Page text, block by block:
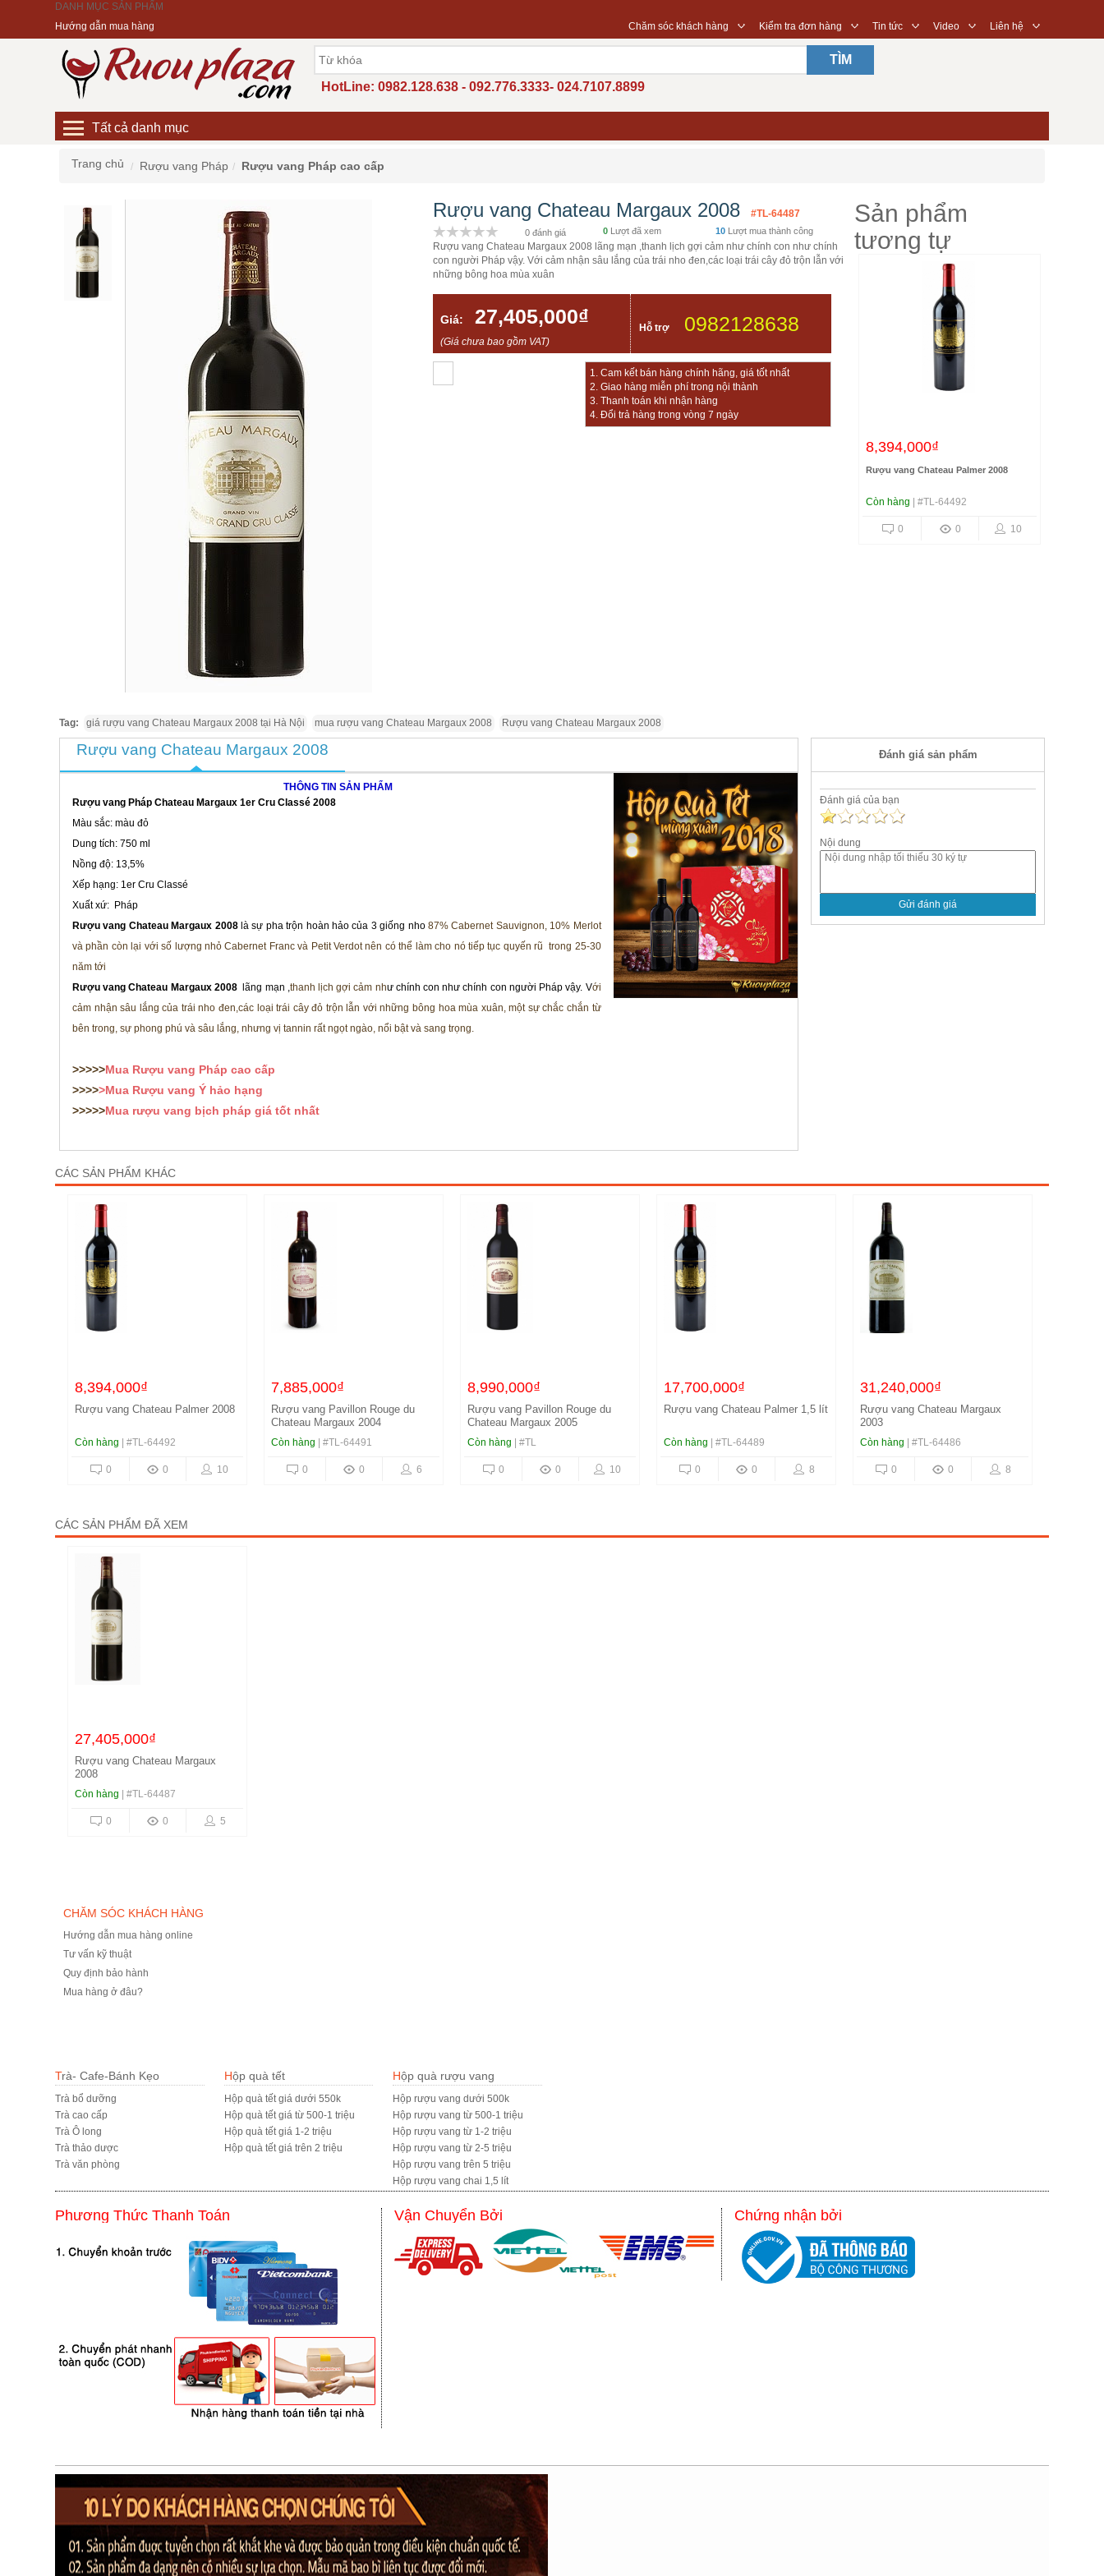
DANH MỤC SẢN PHẨM
Hướng dẫn mua hàng
◇
Chăm sóc khách hàng ◇
Kiểm tra đơn hàng ◇
Tin tức ◇
Video ◇
Liên hệ
TÌM
HotLine: 0982.128.638 - 092.776.3333- 024.7107.8899
Tất cả danh mục
Trang chủ Rượu vang Pháp Rượu vang Pháp cao cấp
Tag: giá rượu vang Chateau Margaux 2008 tại Hà Nội mua rượu vang Chateau Margaux 2008 Rượu vang Chateau Margaux 2008
Rượu vang Chateau Margaux 2008 #TL-64487
0 đánh giá 0Lượt đã xem 10 Lượt mua thành công
Rượu vang Chateau Margaux 2008 lãng mạn ,thanh lịch gợi cảm như chính con như chính
con người Pháp vậy. Với cảm nhận sâu lắng của trái nho đen,các loại trái cây đỏ trộn lẫn với
những bông hoa mùa xuân
Giá: 27,405,000₫
(Giá chưa bao gồm VAT)
Hỗ trợ 0982128638
1. Cam kết bán hàng chính hãng, giá tốt nhất
2. Giao hàng miễn phí trong nội thành
3. Thanh toán khi nhận hàng
4. Đổi trả hàng trong vòng 7 ngày
Sản phẩm
tương tự
8,394,000₫
Rượu vang Chateau Palmer 2008
Còn hàng | #TL-64492
10
0
0
Rượu vang Chateau Margaux 2008
THÔNG TIN SẢN PHẨM
Rượu vang Pháp Chateau Margaux 1er Cru Classé 2008
Màu sắc: màu đỏ
Dung tích: 750 ml
Nồng độ: 13,5%
Xếp hạng: 1er Cru Classé
Xuất xứ: Pháp
Rượu vang Chateau Margaux 2008là sự pha trộn hoàn hảo của 3 giống nho 87% Cabernet Sauvignon, 10% Merlot
và phần còn lại với số lượng nhỏ Cabernet Franc và Petit Verdot nên có thể làm cho nó tiếp tục quyến rũ trong 25-30
năm tới
Rượu vang Chateau Margaux 2008
lãng mạn ,thanh lịch gợi cảm như chính con như chính con người Pháp vậy. Với
cảm nhận sâu lắng của trái nho đen,các loại trái cây đỏ trộn lẫn với những bông hoa mùa xuân, một sự chắc chắn từ
bên trong, sự phong phú và sâu lắng, nhưng vị tannin rất ngọt ngào, nổi bật và sang trọng.
>>>>>Mua Rượu vang Pháp cao cấp
>>>>>Mua Rượu vang Ý hảo hạng
>>>>>Mua rượu vang bịch pháp giá tốt nhất
Đánh giá sản phẩm
Đánh giá của bạn
Nội dung
Gửi đánh giá
CÁC SẢN PHẨM KHÁC
8,394,000₫
Rượu vang Chateau Palmer 2008
Còn hàng | #TL-64492
10
0
0
7,885,000₫
Rượu vang Pavillon Rouge du
Chateau Margaux 2004
Còn hàng | #TL-64491
6
0
0
8,990,000₫
Rượu vang Pavillon Rouge du
Chateau Margaux 2005
Còn hàng | #TL
10
0
0
17,700,000₫
Rượu vang Chateau Palmer 1,5 lít
Còn hàng | #TL-64489
8
0
0
31,240,000₫
Rượu vang Chateau Margaux
2003
Còn hàng | #TL-64486
8
0
0
CÁC SẢN PHẨM ĐÃ XEM
27,405,000₫
Rượu vang Chateau Margaux
2008
Còn hàng | #TL-64487
5
0
0
CHĂM SÓC KHÁCH HÀNG
Hướng dẫn mua hàng online
Tư vấn kỹ thuật
Quy định bảo hành
Mua hàng ở đâu?
Trà- Cafe-Bánh Kẹo
Trà bổ dưỡng
Trà cao cấp
Trà Ô long
Trà thảo dược
Trà văn phòng
Hộp quà tết
Hộp quà tết giá dưới 550k
Hộp quà tết giá từ 500-1 triệu
Hộp quà tết giá 1-2 triệu
Hộp quà tết giá trên 2 triệu
Hộp quà rượu vang
Hộp rượu vang dưới 500k
Hộp rượu vang từ 500-1 triệu
Hộp rượu vang từ 1-2 triệu
Hộp rượu vang từ 2-5 triệu
Hộp rượu vang trên 5 triệu
Hộp rượu vang chai 1,5 lít
Phương Thức Thanh Toán Vận Chuyển Bởi Chứng nhận bởi